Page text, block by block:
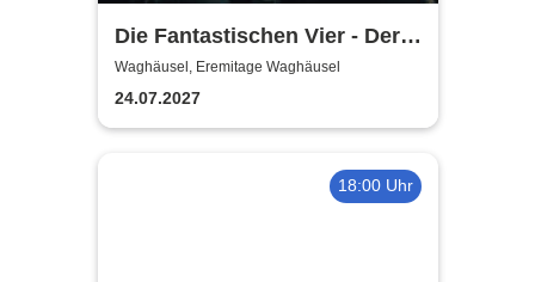
Die Fantastischen Vier - Der
letzte Bus - Open Airs 2027 -
Final Tour 26-28
Waghäusel, Eremitage Waghäusel
24.07.2027
18:00 Uhr